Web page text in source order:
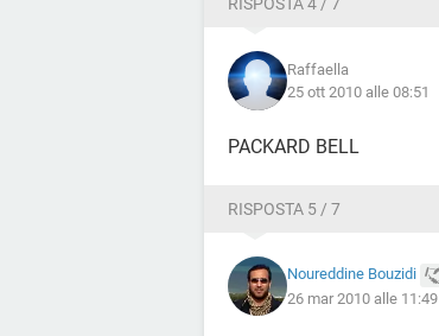
Raffaella
25 ott 2010 alle 08:51
PACKARD BELL
RISPOSTA 5 / 7
Noureddine Bouzidi
26 mar 2010 alle 11:49